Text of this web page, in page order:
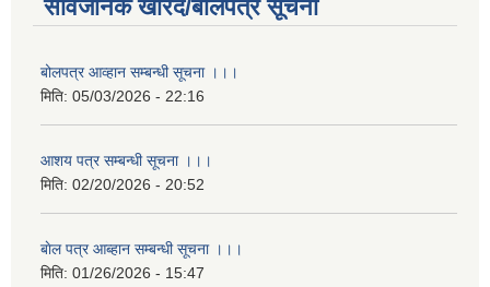
सार्वजनिक खरिद/बोलपत्र सूचना
बोलपत्र आव्हान सम्बन्धी सूचना ।।।
मिति: 05/03/2026 - 22:16
आशय पत्र सम्बन्धी सूचना ।।।
मिति: 02/20/2026 - 20:52
बाेल पत्र आब्हान सम्बन्धी सूचना ।।।
मिति: 01/26/2026 - 15:47